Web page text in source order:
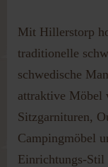
Mit Hillerstorp
traditionelle
schwedische
attraktive Möbel
Sitzgarnituren,
Campingmöbel
Einrichtungs-Stil